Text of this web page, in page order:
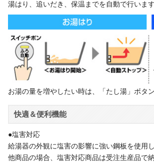
湯はり、追いだき、保温までを自動で行います
お湯の量を増やしたい時は、「たし湯」ボタ
快適＆便利機能
●塩害対応
給湯器の外観に塩害の影響に強い鋼板を使用し
他商品の場合、塩害対応商品は受注生産品で